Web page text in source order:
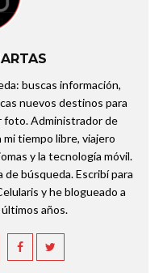
buscas información,
nuevos destinos para
foto. Administrador de
tiempo libre, viajero
y la tecnología móvil.
de búsqueda. Escribí para
y he blogueado a
años.